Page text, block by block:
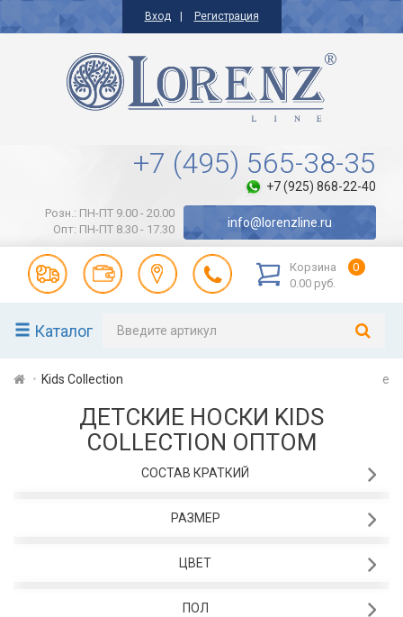
Вход Регистрация
+7 (495) 565-38-35
+7 (925) 868-22-40
Розн.: ПН-ПТ 9.00 - 20.00
Опт: ПН-ПТ 8.30 - 17.30
info@lorenzline.ru
Корзина
0
0.00 руб.
Каталог
Kids Collection e
ДЕТСКИЕ НОСКИ KIDS
COLLECTION ОПТОМ
СОСТАВ КРАТКИЙ
РАЗМЕР
ЦВЕТ
ПОЛ